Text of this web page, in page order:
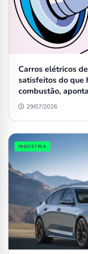
Carros elétricos
satisfeitos do que
combustão,
29/07/2026
INDÚSTRIA